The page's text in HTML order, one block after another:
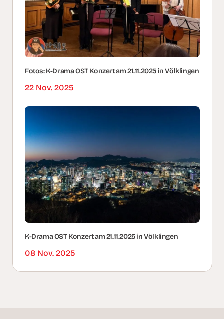
Fotos: K-Drama OST Konzert am 21.11.2025 in Völklingen
22 Nov. 2025
K-Drama OST Konzert am 21.11.2025 in Völklingen
08 Nov. 2025